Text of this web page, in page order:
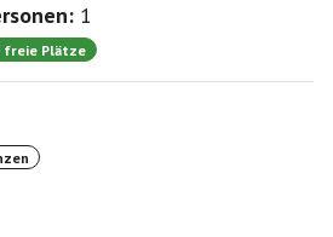
1
freie Plätze